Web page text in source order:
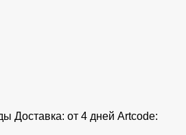
Доставка: от 4 дней Artcode: